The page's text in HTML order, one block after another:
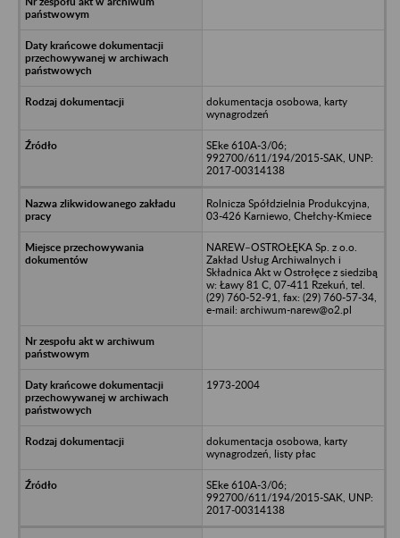
dokumentacja osobowa, karty
wynagrodzeń
SEke 610A-3/06;
992700/611/194/2015-SAK, UNP:
2017-00314138
Rolnicza Spółdzielnia Produkcyjna,
03-426 Karniewo, Chełchy-Kmiece
NAREW–OSTROŁĘKA Sp. z o.o.
Zakład Usług Archiwalnych i
Składnica Akt w Ostrołęce z siedzibą
w: Ławy 81 C, 07-411 Rzekuń, tel.
(29) 760-52-91, fax: (29) 760-57-34,
e-mail: archiwum-narew@o2.pl
1973-2004
dokumentacja osobowa, karty
wynagrodzeń, listy płac
SEke 610A-3/06;
992700/611/194/2015-SAK, UNP:
2017-00314138